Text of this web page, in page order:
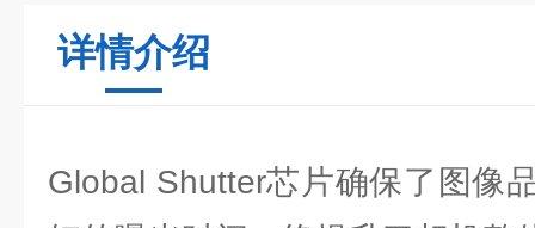
详情介绍
Global Shutter芯片确保了图像